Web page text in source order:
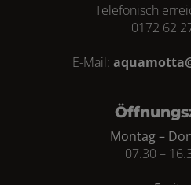
Telefonisch
0172 62
E-Mail:
Montag –
07.30 –